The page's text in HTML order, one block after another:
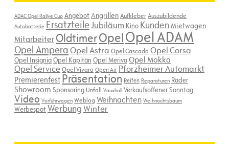
ADAC Opel Rallye Cup AngebotAngrillenAufkleberAuszubildende
Autobatterie ErsatzteileJubiläum Kino KundenMietwagen
Mitarbeiter OldtimerOpelOpel ADAM
Opel AmperaOpel Astra Opel Cascada Opel Corsa
Opel InsigniaOpel Kapitän Opel MerivaOpel Mokka
Opel ServiceOpel Vivaro Open Air Pforzheimer Automarkt
Premierenfest Präsentation Reifen Reparaturen Räder
Showroom Sponsoring Unfall Vauxhall Verkaufsoffener Sonntag
Video Vorführwagen Weblog Weihnachten Weihnachtsbaum
WerbespotWerbungWinter